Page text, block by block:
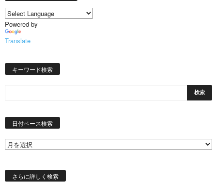
Powered by
Translate
キーワード検索
日付ベース検索
索
さらに詳しく検索